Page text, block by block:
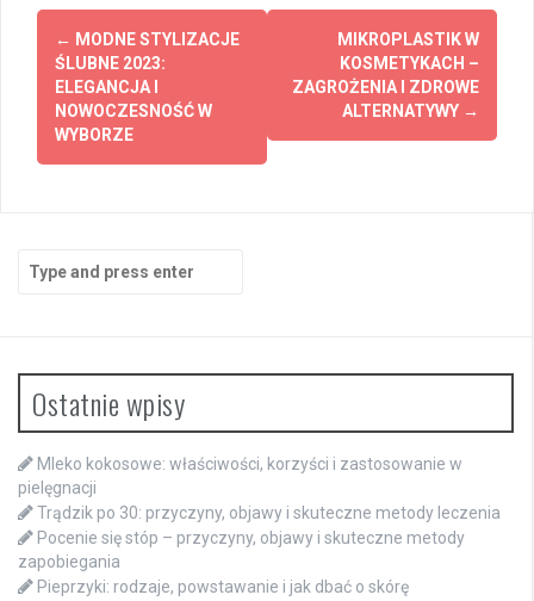
Post
navigation
← MODNE STYLIZACJE
ŚLUBNE 2023:
ELEGANCJA I
NOWOCZESNOŚĆ W
WYBORZE
MIKROPLASTIK W
KOSMETYKACH –
ZAGROŻENIA I ZDROWE
ALTERNATYWY →
Search
for:
Ostatnie wpisy
Mleko kokosowe: właściwości, korzyści i zastosowanie w
pielęgnacji
Trądzik po 30: przyczyny, objawy i skuteczne metody leczenia
Pocenie się stóp – przyczyny, objawy i skuteczne metody
zapobiegania
Pieprzyki: rodzaje, powstawanie i jak dbać o skórę